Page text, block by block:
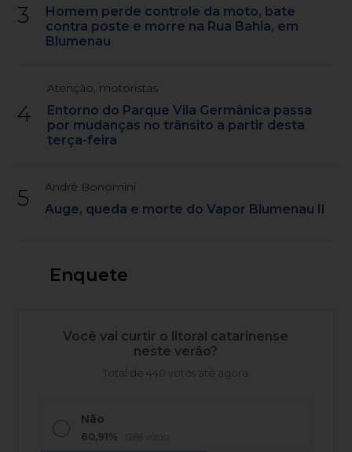
3
Homem perde controle da moto, bate
contra poste e morre na Rua Bahia, em
Blumenau
4
Atenção, motoristas
Entorno do Parque Vila Germânica passa
por mudanças no trânsito a partir desta
terça-feira
5 André Bonomini
Auge, queda e morte do Vapor Blumenau II
Enquete
Você vai curtir o litoral catarinense
neste verão?
Total de 440 votos até agora
Não
60,91% (268 votos)